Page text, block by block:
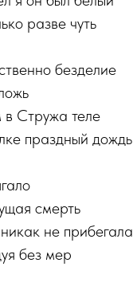
разве чуть
безделие
в Стружа теле
праздный дождь
смерть
не прибегала
без мер